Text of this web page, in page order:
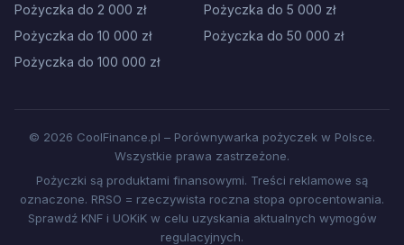
Pożyczka do 2 000 zł
Pożyczka do 5 000 zł
Pożyczka do 10 000 zł
Pożyczka do 50 000 zł
Pożyczka do 100 000 zł
© 2026 CoolFinance.pl – Porównywarka pożyczek w Polsce.
Wszystkie prawa zastrzeżone.
Pożyczki są produktami finansowymi. Treści reklamowe są
oznaczone. RRSO = rzeczywista roczna stopa oprocentowania.
Sprawdź KNF i UOKiK w celu uzyskania aktualnych wymogów
regulacyjnych.